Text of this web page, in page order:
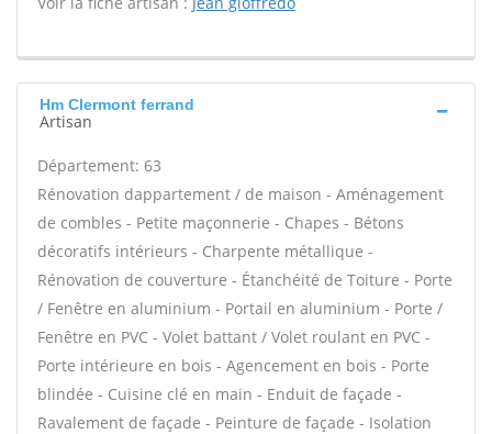
Hm Clermont ferrand
Artisan
Département: 63
Rénovation dappartement / de maison - Aménagement
de combles - Petite maçonnerie - Chapes - Bétons
décoratifs intérieurs - Charpente métallique -
Rénovation de couverture - Étanchéité de Toiture - Porte
/ Fenêtre en aluminium - Portail en aluminium - Porte /
Fenêtre en PVC - Volet battant / Volet roulant en PVC -
Porte intérieure en bois - Agencement en bois - Porte
blindée - Cuisine clé en main - Enduit de façade -
Ravalement de façade - Peinture de façade - Isolation